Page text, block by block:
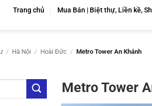
Trang chủ Mua Bán | Biệt thự, Liền kề,
/ Hà Nội / Hoài Đức / Metro Tower An Khánh
Metro Tower